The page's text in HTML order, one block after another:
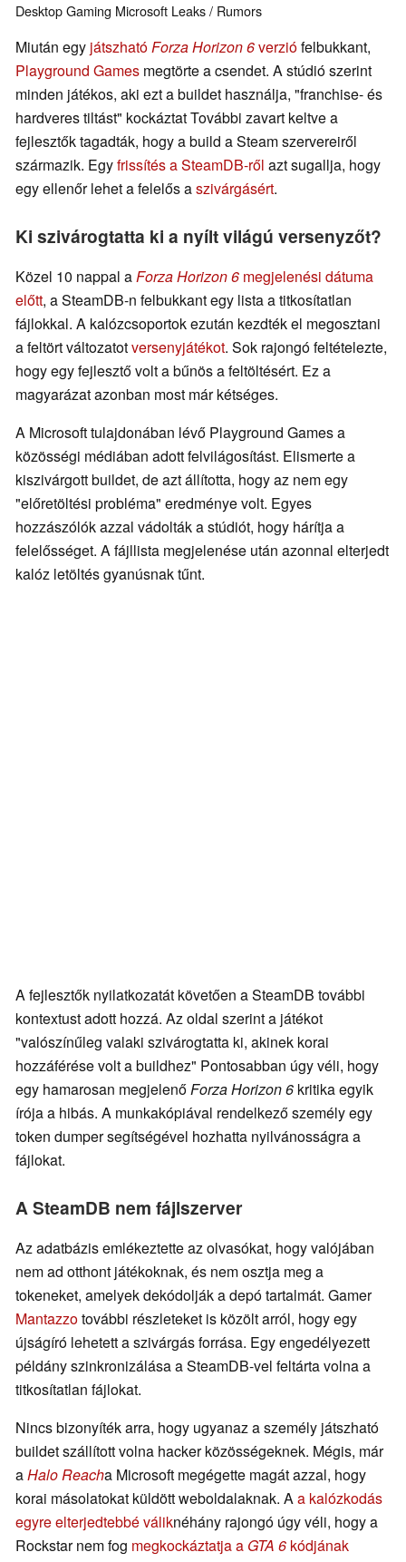
DesktopGaming Microsoft Leaks / Rumors
Miután egy játszhatóForza Horizon 6verziófelbukkant,
Playground Games megtörte a csendet. A stúdió szerint
minden játékos, aki ezt a buildet használja, "franchise- és
hardveres tiltást" kockáztat További zavart keltve a
fejlesztők tagadták, hogy a build a Steam szervereiről
származik. Egyfrissítés a SteamDB-ről azt sugallja, hogy
egy ellenőr lehet a felelős aszivárgásért.
Ki szivárogtatta ki a nyílt világú versenyzőt?
Közel 10 nappal aForza Horizon 6 megjelenési dátuma
előtt, a SteamDB-n felbukkant egy lista a titkosítatlan
fájlokkal. A kalózcsoportok ezután kezdték el megosztani
a feltört változatotversenyjátékot. Sok rajongó feltételezte,
hogy egy fejlesztő volt a bűnös a feltöltésért. Ez a
magyarázat azonban most már kétséges.
A Microsoft tulajdonában lévő Playground Games a
közösségi médiában adott felvilágosítást. Elismerte a
kiszivárgott buildet, de azt állította, hogy az nem egy
"előretöltési probléma" eredménye volt. Egyes
hozzászólók azzal vádolták a stúdiót, hogy hárítja a
felelősséget. A fájllista megjelenése után azonnal elterjedt
kalóz letöltés gyanúsnak tűnt.
A fejlesztők nyilatkozatát követően a SteamDB további
kontextust adott hozzá. Az oldal szerint a játékot
"valószínűleg valaki szivárogtatta ki, akinek korai
hozzáférése volt a buildhez" Pontosabban úgy véli, hogy
egy hamarosan megjelenőForza Horizon 6 kritika egyik
írója a hibás. A munkakópiával rendelkező személy egy
token dumper segítségével hozhatta nyilvánosságra a
fájlokat.
A SteamDB nem fájlszerver
Az adatbázis emlékeztette az olvasókat, hogy valójában
nem ad otthont játékoknak, és nem osztja meg a
tokeneket, amelyek dekódolják a depó tartalmát. Gamer
Mantazzotovábbi részleteket is közölt arról, hogy egy
újságíró lehetett a szivárgás forrása. Egy engedélyezett
példány szinkronizálása a SteamDB-vel feltárta volna a
titkosítatlan fájlokat.
Nincs bizonyíték arra, hogy ugyanaz a személy játszható
buildet szállított volna hacker közösségeknek. Mégis, már
aHalo Reacha Microsoft megégette magát azzal, hogy
korai másolatokat küldött weboldalaknak. Aa kalózkodás
egyre elterjedtebbé váliknéhány rajongó úgy véli, hogy a
Rockstar nem fog megkockáztatja a GTA 6 kódjának